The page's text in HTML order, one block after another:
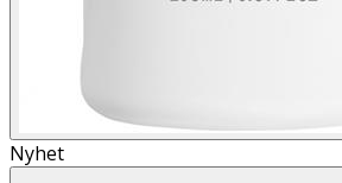
Nyhet